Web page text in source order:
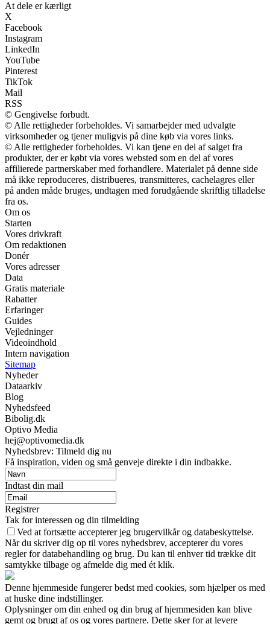
At dele er kærligt
X
Facebook
Instagram
LinkedIn
YouTube
Pinterest
TikTok
Mail
RSS
© Gengivelse forbudt.
© Alle rettigheder forbeholdes. Vi samarbejder med udvalgte
virksomheder og tjener muligvis på dine køb via vores links.
© Alle rettigheder forbeholdes. Vi kan tjene en del af salget fra
produkter, der er købt via vores websted som en del af vores
affilierede partnerskaber med forhandlere. Materialet på denne side
må ikke reproduceres, distribueres, transmitteres, cachelagres eller
på anden måde bruges, undtagen med forudgående skriftlig tilladelse
fra os.
Om os
Starten
Vores drivkraft
Om redaktionen
Donér
Vores adresser
Data
Gratis materiale
Rabatter
Erfaringer
Guides
Vejledninger
Videoindhold
Intern navigation
Sitemap
Nyheder
Dataarkiv
Blog
Nyhedsfeed
Bibolig.dk
Optivo Media
hej@optivomedia.dk
Nyhedsbrev: Tilmeld dig nu
Få inspiration, viden og små genveje direkte i din indbakke.
Indtast din mail
Registrer
Tak for interessen og din tilmelding
Ved at fortsætte accepterer jeg brugervilkår og databeskyttelse.
Når du skriver dig op til vores nyhedsbrev, accepterer du vores
regler for databehandling og brug. Du kan til enhver tid trække dit
samtykke tilbage og afmelde dig med ét klik.
Denne hjemmeside fungerer bedst med cookies, som hjælper os med
at huske dine indstillinger.
Oplysninger om din enhed og din brug af hjemmesiden kan blive
gemt og brugt af os og vores partnere. Dette sker for at levere